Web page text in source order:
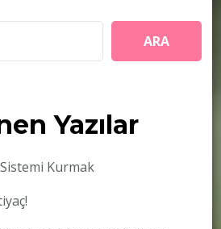
ARA
Yazılar
Kurmak